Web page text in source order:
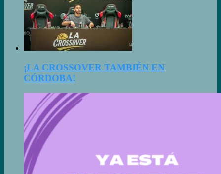
¡LA CROSSOVER TAMBIÉN EN
CÓRDOBA!